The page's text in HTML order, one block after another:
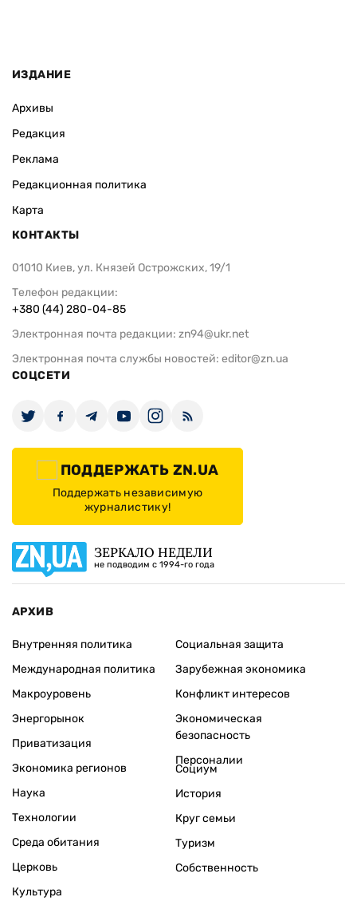
ИЗДАНИЕ
Архивы
Редакция
Реклама
Редакционная политика
Карта
КОНТАКТЫ
01010 Киев, ул. Князей Острожских, 19/1
Телефон редакции:
+380 (44) 280-04-85
Электронная почта редакции: zn94@ukr.net
Электронная почта службы новостей: editor@zn.ua
СОЦСЕТИ
ПОДДЕРЖАТЬ ZN.UA
Поддержать независимую
журналистику!
ЗЕРКАЛО НЕДЕЛИ
не подводим с 1994-го года
АРХИВ
Внутренняя политика
Международная политика
Макроуровень
Энергорынок
Приватизация
Экономика регионов
Социальная защита
Зарубежная экономика
Конфликт интересов
Экономическая
безопасность
Персоналии
Наука
Технологии
Среда обитания
Церковь
Культура
Социум
История
Круг семьи
Туризм
Собственность